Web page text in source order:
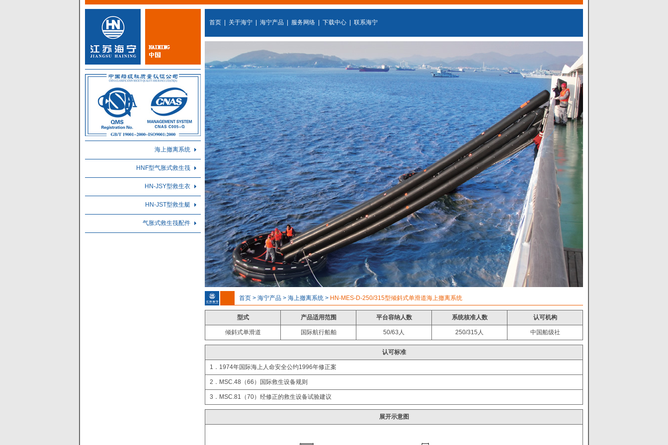
海上撤离系统
HNF型气胀式救生筏
HN-JSY型救生衣
HN-JST型救生艇
气胀式救生筏配件
首页 关于海宁 海宁产品 服务网络 下载中心 联系海宁
首页 > 海宁产品 > 海上撤离系统 > HN-MES-D-250/315型倾斜式单滑道海上撤离系统
型式 产品适用范围 平台容纳人数 系统核准人数 认可机构
倾斜式单滑道 国际航行船舶 50/63人 250/315人 中国船级社
认可标准
1．1974年国际海上人命安全公约1996年修正案
2．MSC.48（66）国际救生设备规则
3．MSC.81（70）经修正的救生设备试验建议
展开示意图